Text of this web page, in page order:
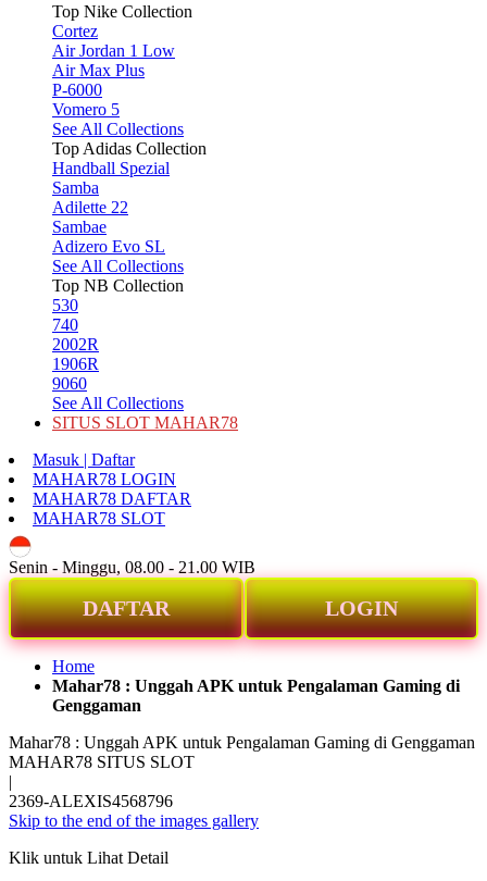
Top Nike Collection
Cortez
Air Jordan 1 Low
Air Max Plus
P-6000
Vomero 5
See All Collections
Top Adidas Collection
Handball Spezial
Samba
Adilette 22
Sambae
Adizero Evo SL
See All Collections
Top NB Collection
530
740
2002R
1906R
9060
See All Collections
SITUS SLOT MAHAR78
Masuk | Daftar
MAHAR78 LOGIN
MAHAR78 DAFTAR
MAHAR78 SLOT
Senin - Minggu, 08.00 - 21.00 WIB
DAFTAR LOGIN
Home
Mahar78 : Unggah APK untuk Pengalaman Gaming di
Genggaman
Mahar78 : Unggah APK untuk Pengalaman Gaming di Genggaman
MAHAR78 SITUS SLOT
|
2369-ALEXIS4568796
Skip to the end of the images gallery
Klik untuk Lihat Detail